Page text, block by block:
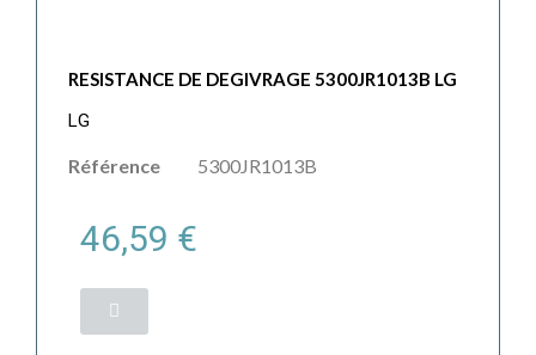
RESISTANCE DE DEGIVRAGE 5300JR1013B LG
LG
Référence 5300JR1013B
46,59 €